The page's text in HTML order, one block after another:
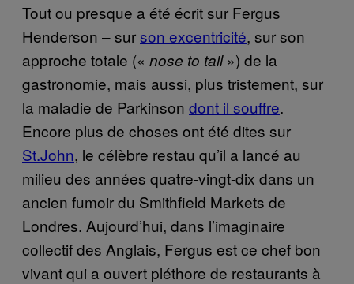
Tout ou presque a été écrit sur Fergus
Henderson – surson excentricité, sur son
approche totale (« nose to tail») de la
gastronomie, mais aussi, plus tristement, sur
la maladie de Parkinson dont il souffre.
Encore plus de choses ont été dites sur
St.John, le célèbre restau qu’il a lancé au
milieu des années quatre-vingt-dix dans un
ancien fumoir du Smithfield Markets de
Londres. Aujourd’hui, dans l’imaginaire
collectif des Anglais, Fergus est ce chef bon
vivant qui a ouvert pléthore de restaurants à